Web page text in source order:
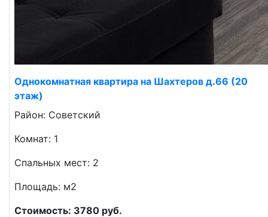
Однокомнатная квартира на Шахтеров д.66 (20
этаж)
Район: Советский
Комнат: 1
Спальных мест: 2
Площадь: м2
Стоимость: 3780 руб.